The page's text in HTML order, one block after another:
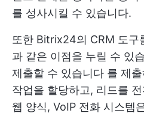
를 성사시킬 수 있습니다.
또한 Bitrix24의 CRM 도구
과 같은 이점을 누릴 수 있
제출할 수 있습니다 를 제
작업을 할당하고, 리드를
웹 양식, VoIP 전화 시스템